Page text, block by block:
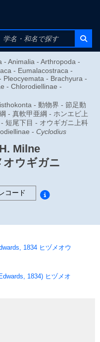
- Animalia - Arthropoda -
- Eumalacostraca -
Pleocyemata - Brachyura -
- Chlorodiellinae -
- 動物界 - 節足動
- 真軟甲亜綱 - ホンエビ上
短尾下目 - オウギガニ上科
- Cyclodius
Milne
オウギガニ
コード
1834 ヒヅメオウ
1834) ヒヅメオ